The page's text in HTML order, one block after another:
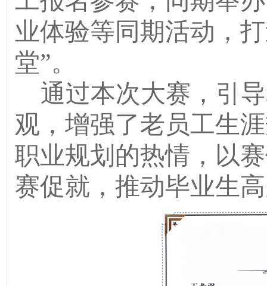
业体验等同期活动，
堂”。
通过本次大赛，引
观，增强了老员工生
职业规划的热情，以
赛促就，推动毕业生